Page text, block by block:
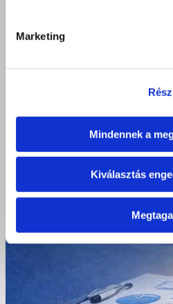
Marketing
Mindennek a
Kiválasztás